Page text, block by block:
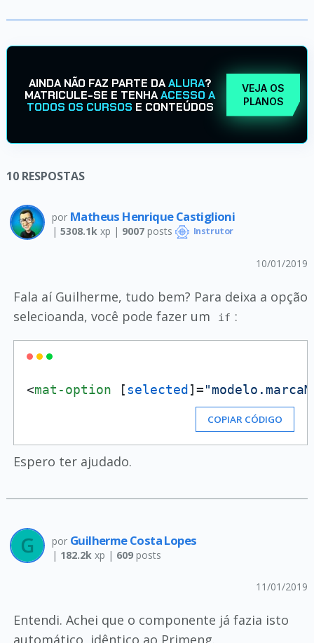
AINDA NÃO FAZ PARTE DAALURA?
MATRICULE-SE E TENHAACESSO A
TODOS OS CURSOS E CONTEÚDOS
VEJA OS
PLANOS
10 RESPOSTAS
por Matheus Henrique Castiglioni
| 5308.1k xp | 9007posts Instrutor
10/01/2019
Fala aí Guilherme, tudo bem? Para deixa a opção
selecioanda, você pode fazer um
if :
<mat-option [selected ]=
COPIAR CÓDIGO
Espero ter ajudado.
por Guilherme Costa Lopes
| 182.2kxp | 609posts
11/01/2019
Entendi. Achei que o componente já fazia isto
automático, idêntico ao Primeng.